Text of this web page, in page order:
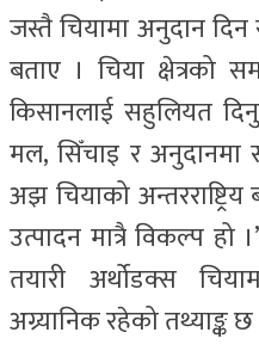
जस्तै चियामा अनुदान दिन
बताए । चिया क्षेत्रको
किसानलाई सहुलियत
मल, सिँचाइ र अनुदानमा
अझ चियाको
उत्पादन मात्रै विकल्प हो
तयारी अर्थोडक्स
अग्र्यानिक रहेको तथ्याङ्क छ